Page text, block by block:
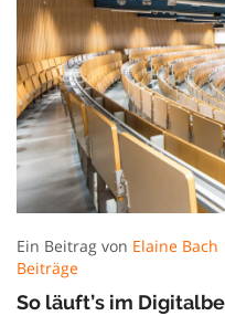
Ein Beitrag von Elaine Bach
Beiträge
So läuft’s im